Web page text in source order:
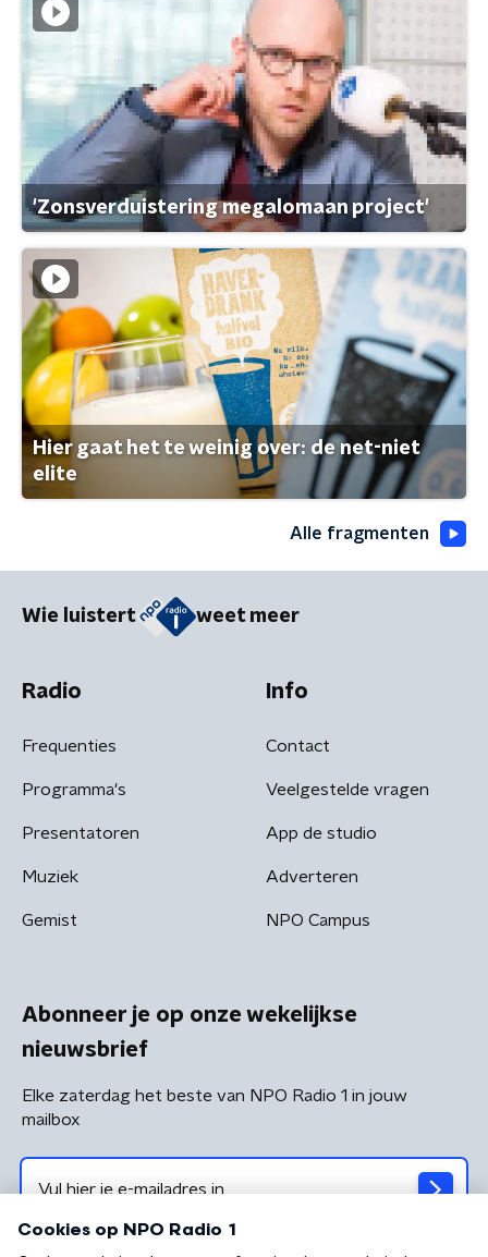
'Zonsverduistering megalomaan project'
Hier gaat het te weinig over: de net-niet
elite
Alle fragmenten
Wie luistert weet meer
Radio
Frequenties
Programma's
Presentatoren
Muziek
Gemist
Info
Contact
Veelgestelde vragen
App de studio
Adverteren
NPO Campus
Abonneer je op onze wekelijkse
nieuwsbrief
Elke zaterdag het beste van NPO Radio 1 in jouw
mailbox